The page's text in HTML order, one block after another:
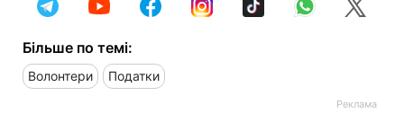
Більше по темі:
Волонтери Податки